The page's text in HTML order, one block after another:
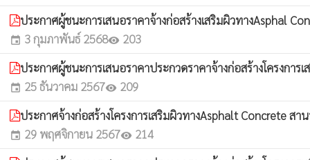
ประกาศผู้ชนะการเสนอราคาจ้างก่อสร้างเสริมผิวทางAsphal
event 3 กุมภาพันธ์ 2568visibility 203
ประกาศผู้ชนะการเสนอราคาประกวดราคาจ้างก่อสร้างโครงก
event 25 ธันวาคม 2567visibility 209
ประกาศจ้างก่อสร้างโครงการเสริมผิวทางAsphalt Concrete ส
event 29 พฤศจิกายน 2567visibility 214